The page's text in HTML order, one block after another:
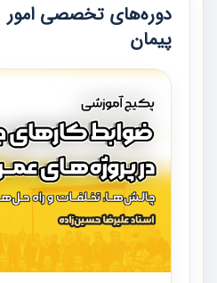
دوره‌های تخصصی امور
پیمان